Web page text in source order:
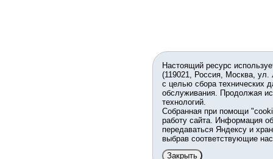
Настоящий ресурс
(119021, Россия, Москва,
с целью сбора технических
обслуживания. Продолжая
технологий.
Собранная при помощи
работу сайта. Информация
передаваться Яндексу и
выбрав соответствующие
Закрыть